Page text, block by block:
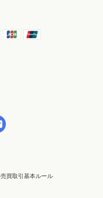
売買取引基本ルール